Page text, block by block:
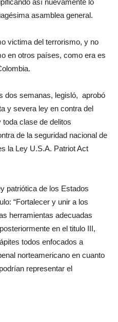
asamblea general.
victima del terrorismo, y no
en otros países, como era es
dos semanas, legisló, aprobó
y severa ley en contra del
clase de delitos
de la seguridad nacional de
la Ley U.S.A. Patriot Act
patriótica de los Estados
“Fortalecer y unir a los
herramientas adecuadas
en el titulo III,
todos enfocados a
norteamericano en cuanto
representar el